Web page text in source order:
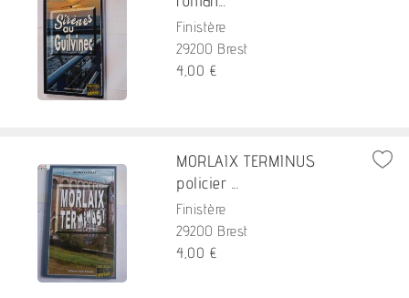
Finistère
29200 Brest
4,00 €
MORLAIX TERMINUS
policier ...
Finistère
29200 Brest
4,00 €